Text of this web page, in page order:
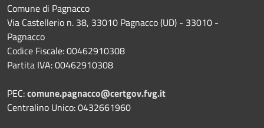
Comune di Pagnacco
Via Castellerio n. 38, 33010 Pagnacco (UD) - 33010 -
Pagnacco
Codice Fiscale: 00462910308
Partita IVA: 00462910308
PEC:comune.pagnacco@certgov.fvg.it
Centralino Unico: 0432661960